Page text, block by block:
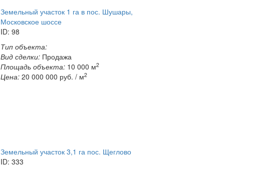
Земельный участок 1 га в пос. Шушары,
Московское шоссе
ID: 98
Тип объекта:
Вид сделки: Продажа
Площадь объекта: 10 000 м2
Цена: 20 000 000 руб. / м2
Земельный участок 3,1 га пос. Щеглово
ID: 333